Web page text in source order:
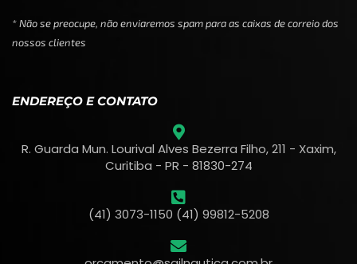
* Não se preocupe, não enviaremos spam para as caixas de correio dos
nossos clientes
ENDEREÇO E CONTATO
R. Guarda Mun. Lourival Alves Bezerra Filho, 211 - Xaxim,
Curitiba - PR - 81830-274
(41) 3073-1150 (41) 99812-5208